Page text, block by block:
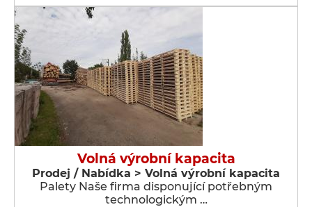
Volná výrobní kapacita
Prodej / Nabídka > Volná výrobní kapacita
Palety Naše firma disponující potřebným
technologickým …